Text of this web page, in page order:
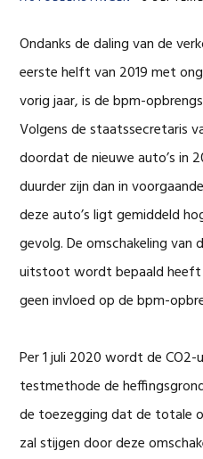
Ondanks de daling van de
eerste helft van 2019 met
vorig jaar, is de bpm-
Volgens de staatssecretaris
doordat de nieuwe auto’s in
duurder zijn dan in
deze auto’s ligt gemiddeld
gevolg. De omschakeling
uitstoot wordt bepaald heeft
geen invloed op de bpm-
Per 1 juli 2020 wordt de
testmethode de
de toezegging dat de totale
zal stijgen door deze